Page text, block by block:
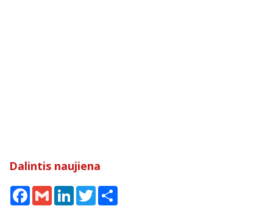
Dalintis naujiena
Facebook
Gmail LinkedInTwitter